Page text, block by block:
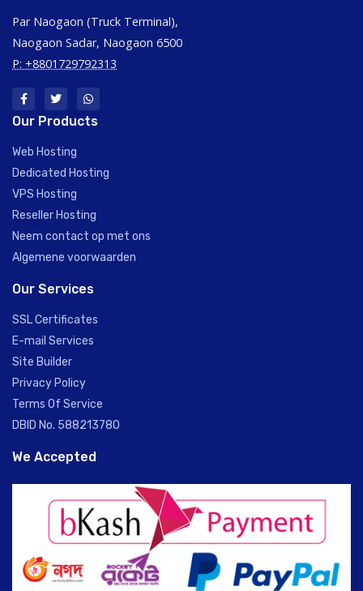
Par Naogaon (Truck Terminal),
Naogaon Sadar, Naogaon 6500
P: +8801729792313
Our Products
Web Hosting
Dedicated Hosting
VPS Hosting
Reseller Hosting
Neem contact op met ons
Algemene voorwaarden
Our Services
SSL Certificates
E-mail Services
Site Builder
Privacy Policy
Terms Of Service
DBID No. 588213780
We Accepted